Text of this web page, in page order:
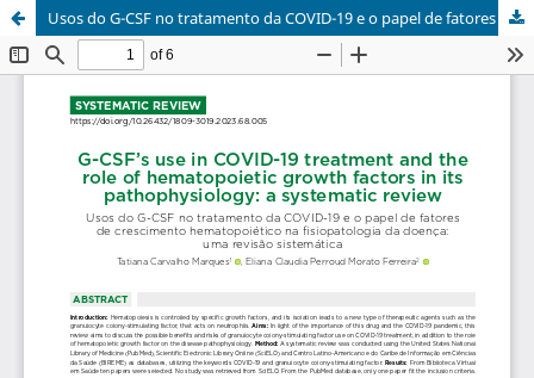
Usos do G-CSF no tratamento da COVID-19 e o papel de fatores de crescimento hematopoiético na fisiopatologia da doença: uma revisão sistemática / G-CSF’s uses on COVID-19 treatment and the role of hematopoietic growth factors on the disease pathophysiology: a systematic review